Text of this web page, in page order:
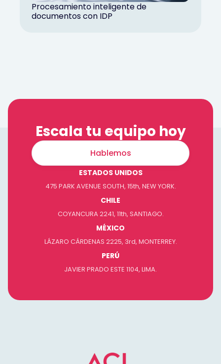
Procesamiento inteligente de
documentos con IDP
Escala tu equipo hoy
Hablemos
ESTADOS UNIDOS
475 PARK AVENUE SOUTH, 15th, NEW YORK.
CHILE
COYANCURA 2241, 11th, SANTIAGO.
MÉXICO
LÁZARO CÁRDENAS 2225, 3rd, MONTERREY.
PERÚ
JAVIER PRADO ESTE 1104, LIMA.